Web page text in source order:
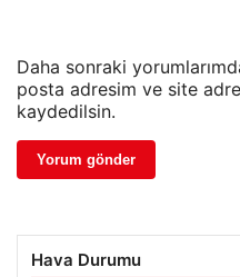
Daha sonraki
posta adresim ve site
kaydedilsin.
Hava Durumu